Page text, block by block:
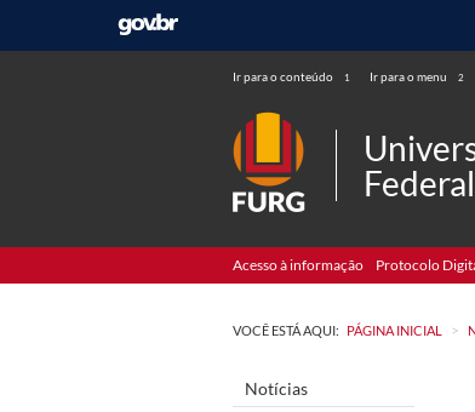
Ir para o conteúdo 1 Ir para o menu 2
Acesso à informação Protocolo
VOCÊ ESTÁ AQUI: PÁGINA INICIAL >
Notícias